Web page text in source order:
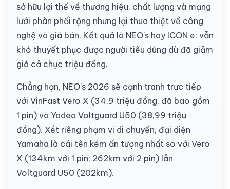
sở hữu lợi thế về thương hiệu, chất lượng và mạng
lưới phân phối rộng nhưng lại thua thiệt về công
nghệ và giá bán. Kết quả là NEO's hay ICON e: vẫn
khó thuyết phục được người tiêu dùng dù đã giảm
giá cả chục triệu đồng.
Chẳng hạn, NEO's 2026 sẽ cạnh tranh trực tiếp
với VinFast Vero X (34,9 triệu đồng, đã bao gồm
1 pin) và Yadea Voltguard U50 (38,99 triệu
đồng). Xét riêng phạm vi di chuyển, đại diện
Yamaha là cái tên kém ấn tượng nhất so với Vero
X (134km với 1 pin; 262km với 2 pin) lẫn
Voltguard U50 (202km).